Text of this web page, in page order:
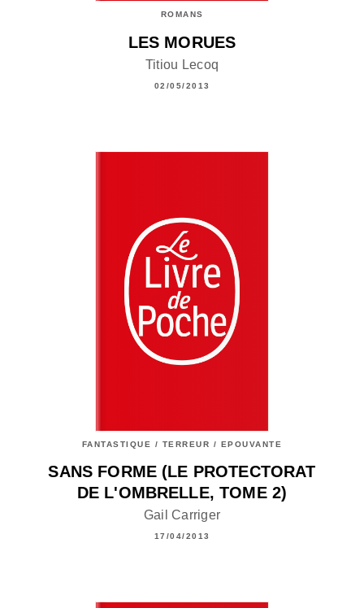
ROMANS
LES MORUES
Titiou Lecoq
02/05/2013
FANTASTIQUE / TERREUR / EPOUVANTE
SANS FORME (LE PROTECTORAT
DE L'OMBRELLE, TOME 2)
Gail Carriger
17/04/2013